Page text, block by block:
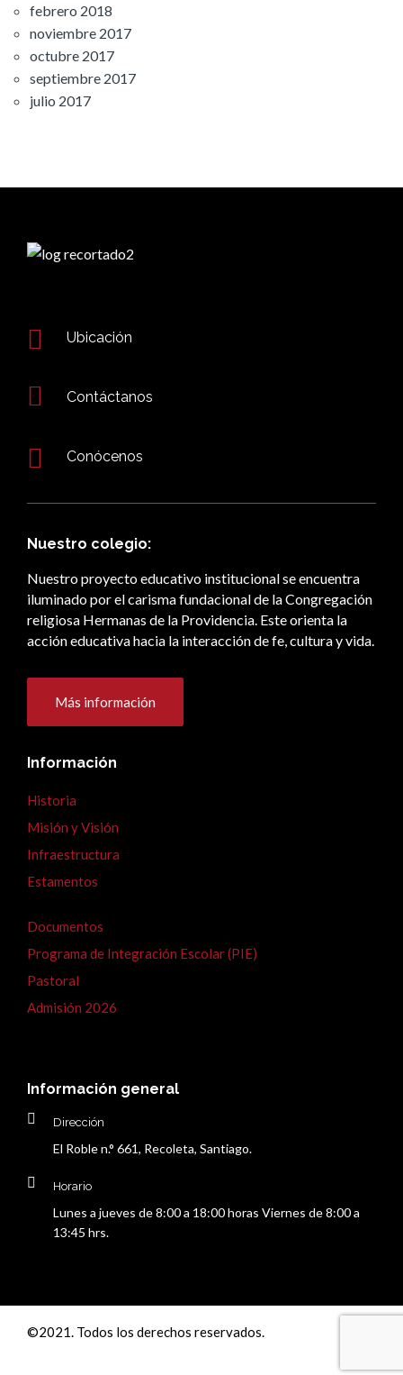
febrero 2018
noviembre 2017
octubre 2017
septiembre 2017
julio 2017
Ubicación
Contáctanos
Conócenos
Nuestro colegio:
Nuestro proyecto educativo institucional se encuentra
iluminado por el carisma fundacional de la Congregación
religiosa Hermanas de la Providencia. Este orienta la
acción educativa hacia la interacción de fe, cultura y vida.
Más información
Información
Historia
Misión y Visión
Infraestructura
Estamentos
Documentos
Programa de Integración Escolar (PIE)
Pastoral
Admisión 2026
Información general
Dirección
El Roble n.° 661, Recoleta, Santiago.
Horario
Lunes a jueves de 8:00 a 18:00 horas Viernes de 8:00 a
13:45 hrs.
©2021. Todos los derechos reservados.